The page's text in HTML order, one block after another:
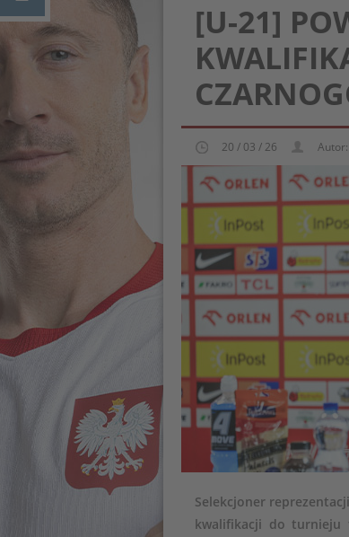
[U-21]
20 / 03 / 26 Autor:
Selekcjoner
kwalifikacji do turnieju